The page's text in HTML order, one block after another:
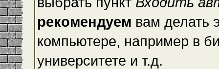
рекомендуем вам делать
компьютере, например в
университете и т.д.